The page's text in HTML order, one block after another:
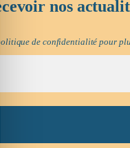
nos
politique de confidentialité pour